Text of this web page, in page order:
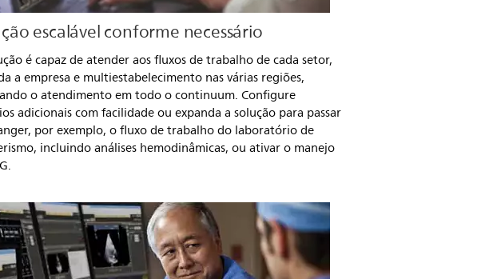
escalável conforme necessário
é capaz de atender aos fluxos de trabalho de cada setor,
a empresa e multiestabelecimento nas várias regiões,
o atendimento em todo o continuum. Configure
adicionais com facilidade ou expanda a solução para passar
por exemplo, o fluxo de trabalho do laboratório de
incluindo análises hemodinâmicas, ou ativar o manejo